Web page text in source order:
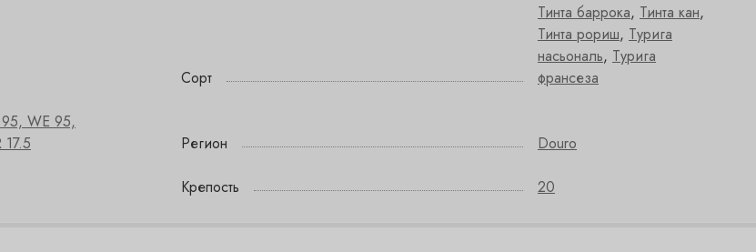
Сорт
Тинта баррока, Тинта кан,
Тинта рориш, Турига
насьональ, Турига
франсеза
WE 95,
Регион Douro
Крепость 20